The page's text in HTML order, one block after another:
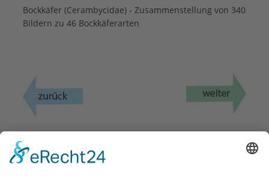
Bockkäfer (Cerambycidae) - Zusammenstellung von 340
Bildern zu 46 Bockkäferarten